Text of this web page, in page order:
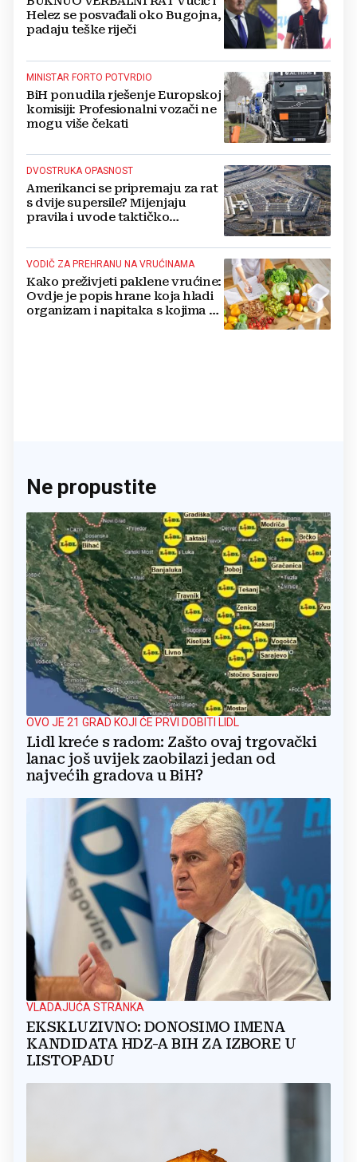
Helez se posvađali oko Bugojna,
padaju teške riječi
MINISTAR FORTO POTVRDIO
BiH ponudila rješenje Europskoj
komisiji: Profesionalni vozači ne
mogu više čekati
DVOSTRUKA OPASNOST
Amerikanci se pripremaju za rat
s dvije supersile? Mijenjaju
pravila i uvode taktičko
VODIČ ZA PREHRANU NA VRUĆINAMA
Kako preživjeti paklene vrućine:
Ovdje je popis hrane koja hladi
organizam i napitaka s kojima si
Ne propustite
OVO JE 21 GRAD KOJI ĆE PRVI DOBITI LIDL
Lidl kreće s radom: Zašto ovaj trgovački
lanac još uvijek zaobilazi jedan od
najvećih gradova u BiH?
VLADAJUĆA STRANKA
EKSKLUZIVNO: DONOSIMO IMENA
KANDIDATA HDZ-A BIH ZA IZBORE U
LISTOPADU